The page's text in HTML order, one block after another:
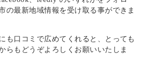
の最新地域情報を受け取る事ができま
も口コミで広めてくれると、とっても
らもどうぞよろしくお願いいたしま